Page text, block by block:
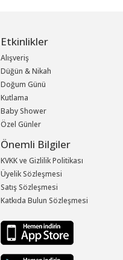
Etkinlikler
Alışveriş
Düğün & Nikah
Doğum Günü
Kutlama
Baby Shower
Özel Günler
Önemli Bilgiler
KVKK ve Gizlilik Politikası
Üyelik Sözleşmesi
Satış Sözleşmesi
Katkıda Bulun Sözleşmesi